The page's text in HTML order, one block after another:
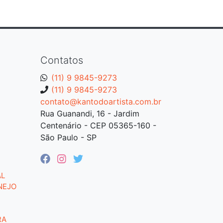
Contatos
(11) 9 9845-9273
(11) 9 9845-9273
contato@kantodoartista.com.br
Rua Guanandi, 16 - Jardim
Centenário - CEP 05365-160 -
São Paulo - SP